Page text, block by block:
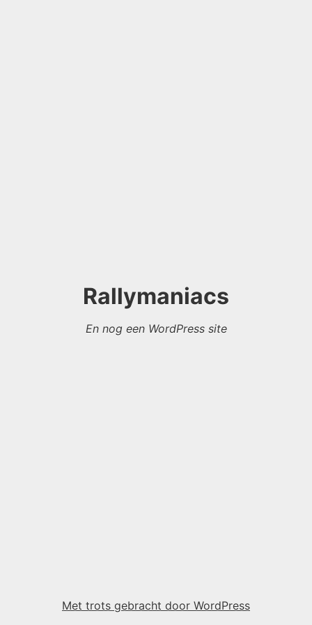
Rallymaniacs
En nog een WordPress site
Met trots gebracht door WordPress